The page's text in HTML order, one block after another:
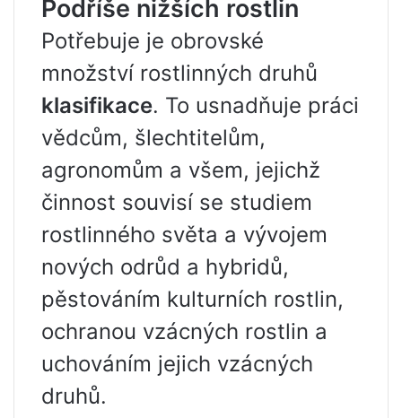
Podříše nižších rostlin
Potřebuje je obrovské
množství rostlinných druhů
klasifikace. To usnadňuje práci
vědcům, šlechtitelům,
agronomům a všem, jejichž
činnost souvisí se studiem
rostlinného světa a vývojem
nových odrůd a hybridů,
pěstováním kulturních rostlin,
ochranou vzácných rostlin a
uchováním jejich vzácných
druhů.